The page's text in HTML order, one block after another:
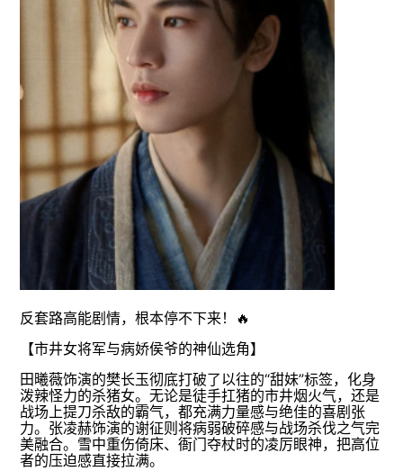
反套路高能剧情，根本停不下来！🔥
【市井女将军与病娇侯爷的神仙选角】
田曦薇饰演的樊长玉彻底打破了以往的“甜妹”标签，化身
泼辣怪力的杀猪女。无论是徒手扛猪的市井烟火气，还是
战场上提刀杀敌的霸气，都充满力量感与绝佳的喜剧张
力。张凌赫饰演的谢征则将病弱破碎感与战场杀伐之气完
美融合。雪中重伤倚床、衙门夺杖时的凌厉眼神，把高位
者的压迫感直接拉满。